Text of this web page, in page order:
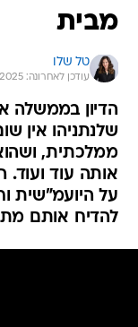
מבית
טל שלו
עודכן לאחרונה: 10.2.2025 / 3:54
הדיון בממשלה
שלנתניהו אין
ממלכתית,
אותה עוד
על היועמ"שית
להדיח אותם